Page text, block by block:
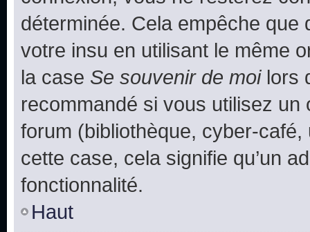
déterminée. Cela empêche que
votre insu en utilisant le même
la case Se souvenir de moilors
recommandé si vous utilisez
forum (bibliothèque, cyber-
cette case, cela signifie qu’un
fonctionnalité.
Haut